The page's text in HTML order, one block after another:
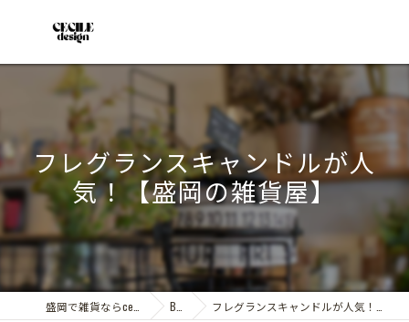
フレグランスキャンドルが人
気！【盛岡の雑貨屋】
Blog フレグランスキャンドルが人気！【盛岡の雑貨屋】